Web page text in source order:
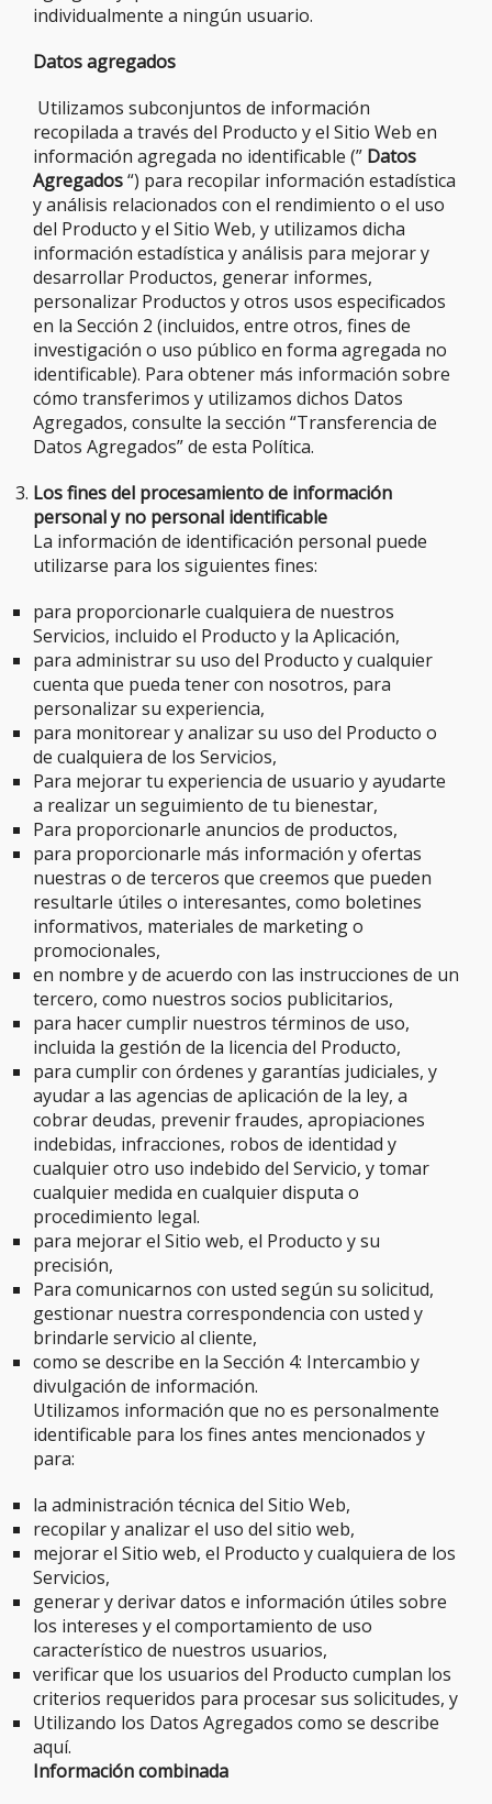
individualmente a ningún usuario.
Datos agregados
Utilizamos subconjuntos de información
recopilada a través del Producto y el Sitio Web en
información agregada no identificable (” Datos
Agregados“) para recopilar información estadística
y análisis relacionados con el rendimiento o el uso
del Producto y el Sitio Web, y utilizamos dicha
información estadística y análisis para mejorar y
desarrollar Productos, generar informes,
personalizar Productos y otros usos especificados
en la Sección 2 (incluidos, entre otros, fines de
investigación o uso público en forma agregada no
identificable). Para obtener más información sobre
cómo transferimos y utilizamos dichos Datos
Agregados, consulte la sección “Transferencia de
Datos Agregados” de esta Política.
Los fines del procesamiento de información
personal y no personal identificable
La información de identificación personal puede
utilizarse para los siguientes fines:
para proporcionarle cualquiera de nuestros
Servicios, incluido el Producto y la Aplicación,
para administrar su uso del Producto y cualquier
cuenta que pueda tener con nosotros, para
personalizar su experiencia,
para monitorear y analizar su uso del Producto o
de cualquiera de los Servicios,
Para mejorar tu experiencia de usuario y ayudarte
a realizar un seguimiento de tu bienestar,
Para proporcionarle anuncios de productos,
para proporcionarle más información y ofertas
nuestras o de terceros que creemos que pueden
resultarle útiles o interesantes, como boletines
informativos, materiales de marketing o
promocionales,
en nombre y de acuerdo con las instrucciones de un
tercero, como nuestros socios publicitarios,
para hacer cumplir nuestros términos de uso,
incluida la gestión de la licencia del Producto,
para cumplir con órdenes y garantías judiciales, y
ayudar a las agencias de aplicación de la ley, a
cobrar deudas, prevenir fraudes, apropiaciones
indebidas, infracciones, robos de identidad y
cualquier otro uso indebido del Servicio, y tomar
cualquier medida en cualquier disputa o
procedimiento legal.
para mejorar el Sitio web, el Producto y su
precisión,
Para comunicarnos con usted según su solicitud,
gestionar nuestra correspondencia con usted y
brindarle servicio al cliente,
como se describe en la Sección 4: Intercambio y
divulgación de información.
Utilizamos información que no es personalmente
identificable para los fines antes mencionados y
para:
la administración técnica del Sitio Web,
recopilar y analizar el uso del sitio web,
mejorar el Sitio web, el Producto y cualquiera de los
Servicios,
generar y derivar datos e información útiles sobre
los intereses y el comportamiento de uso
característico de nuestros usuarios,
verificar que los usuarios del Producto cumplan los
criterios requeridos para procesar sus solicitudes, y
Utilizando los Datos Agregados como se describe
aquí.
Información combinada